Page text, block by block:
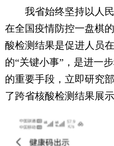
我省始终坚持以人民
在全国疫情防控一盘棋
酸检测结果是促进人员
的“关键小事”，是进一
的重要手段，立即研究
了跨省核酸检测结果展示